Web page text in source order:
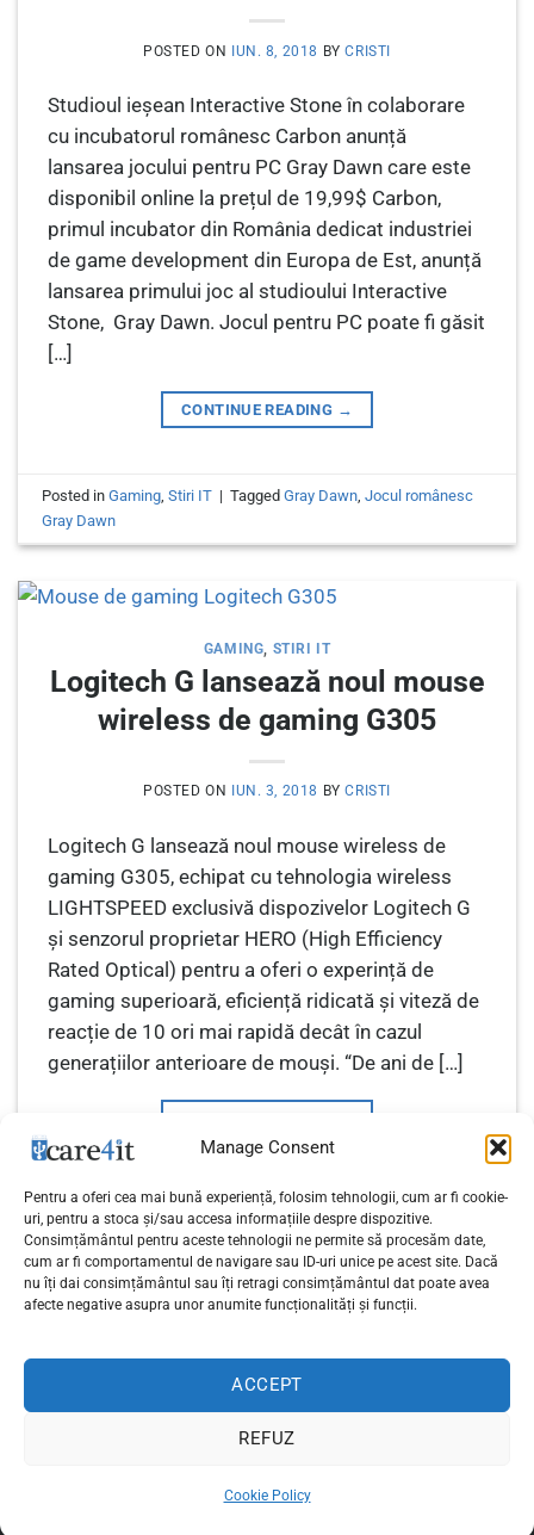
Manage Consent
Pentru a oferi cea mai bună experiență, folosim tehnologii, cum ar fi cookie-
uri, pentru a stoca și/sau accesa informațiile despre dispozitive.
Consimțământul pentru aceste tehnologii ne permite să procesăm date,
cum ar fi comportamentul de navigare sau ID-uri unice pe acest site. Dacă
nu îți dai consimțământul sau îți retragi consimțământul dat poate avea
afecte negative asupra unor anumite funcționalități și funcții.
ACCEPT
REFUZ
Cookie Policy
POSTED ON IUN. 8, 2018 BYCRISTI
Studioul ieșean Interactive Stone în colaborare
cu incubatorul românesc Carbon anunță
lansarea jocului pentru PC Gray Dawn care este
disponibil online la prețul de 19,99$ Carbon,
primul incubator din România dedicat industriei
de game development din Europa de Est, anunță
lansarea primului joc al studioului Interactive
Stone, Gray Dawn. Jocul pentru PC poate fi găsit
[…]
CONTINUE READING →
Posted inGaming ,Stiri IT | TaggedGray Dawn ,Jocul românesc
Gray Dawn
GAMING, STIRI IT
Logitech G lansează noul mouse
wireless de gaming G305
POSTED ON IUN. 3, 2018 BYCRISTI
Logitech G lansează noul mouse wireless de
gaming G305, echipat cu tehnologia wireless
LIGHTSPEED exclusivă dispozivelor Logitech G
și senzorul proprietar HERO (High Efficiency
Rated Optical) pentru a oferi o experință de
gaming superioară, eficiență ridicată și viteză de
reacție de 10 ori mai rapidă decât în cazul
generațiilor anterioare de mouși. “De ani de […]
Posted inGaming, Stiri IT | TaggedLogitech G,mouse wireless de
gaming G305
1 2 3 4 5 6
…
13
Copyright 2026 ©care4it.ro